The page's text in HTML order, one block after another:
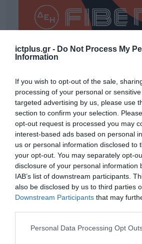
ictplus.gr - Do Not Process My
Information
If you wish to opt-out of the sale,
processing of your personal or
targeted advertising by us, please use
section to confirm your selection.
opt-out request is processed you may
interest-based ads based on personal
us or personal information disclosed to
your opt-out. You may separately opt-
disclosure of your personal information
IAB’s list of downstream participants.
also be disclosed by us to third parties
Downstream Participants that may
Please note that this website/app uses
Personal Data Processing Opt
ΡΟΗ ΕΙΔΗΣΕΩΝ
Το χρηματοδοτούμενο
από την ΕΕ έργο “The
Gaming Police”
ενισχύει την ασφάλεια
των παιδιών στο
διαδίκτυο
ΑΑΔΕ: Διευκρινίσεις
για τα πρόστιμα σε
παραβάσεις που
αφορούν τους ΦΗΜ
31.07.2026
Τεχνητή Νοημοσύνη